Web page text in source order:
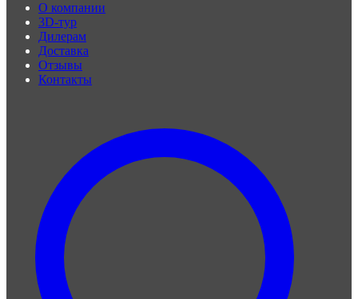
О компании
3D-тур
Дилерам
Доставка
Отзывы
Контакты